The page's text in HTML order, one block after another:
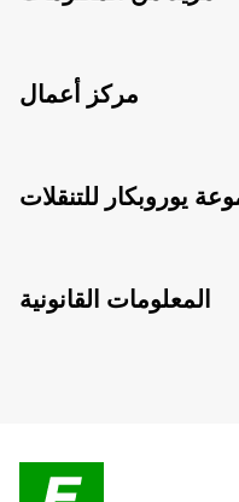
مركز أعمال
يوروبكار للتنقلات
المعلومات القانونية